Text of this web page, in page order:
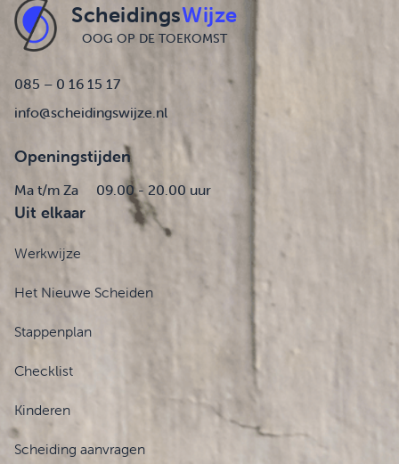
ScheidingsWijze
OOG OP DE TOEKOMST
085 – 0 16 15 17
info@scheidingswijze.nl
Openingstijden
Ma t/m Za 09.00 - 20.00 uur
Uit elkaar
Werkwijze
Het Nieuwe Scheiden
Stappenplan
Checklist
Kinderen
Scheiding aanvragen